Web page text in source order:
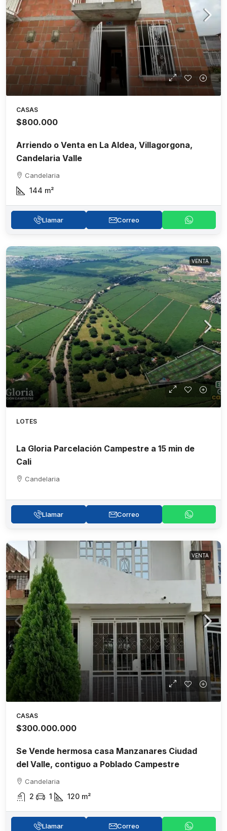
CASAS
$800.000
Arriendo o Venta en La Aldea, Villagorgona,
Candelaria Valle
Candelaria
144 m²
Llamar Correo
VENTA
LOTES
La Gloria Parcelación Campestre a 15 min de
Cali
Candelaria
Llamar Correo
VENTA
CASAS
$300.000.000
Se Vende hermosa casa Manzanares Ciudad
del Valle, contiguo a Poblado Campestre
Candelaria
2 1 120 m²
Llamar Correo